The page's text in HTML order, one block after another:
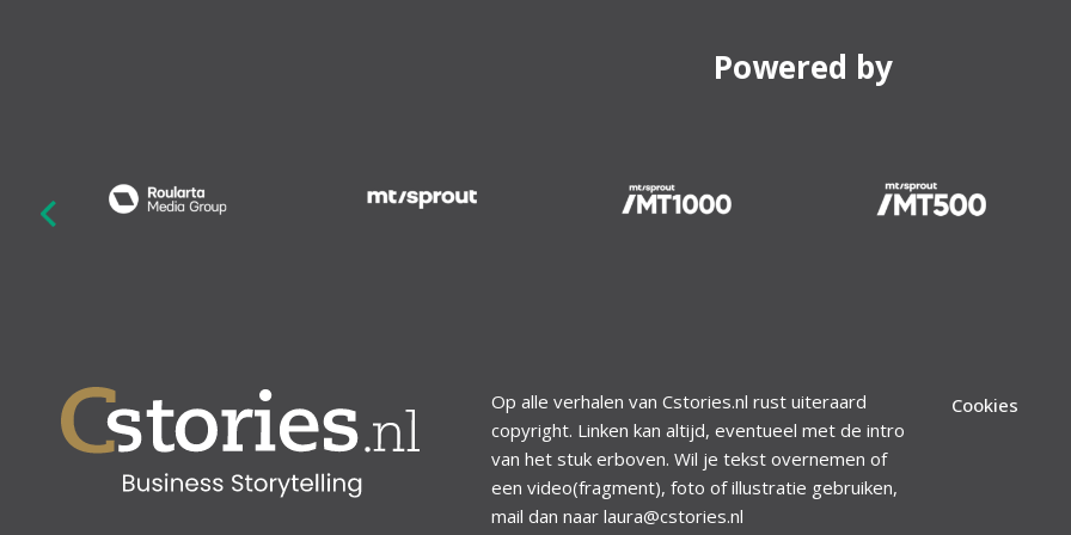
Powered by
Op alle verhalen van Cstories.nl rust uiteraard
copyright. Linken kan altijd, eventueel met de intro
van het stuk erboven. Wil je tekst overnemen of
een video(fragment), foto of illustratie gebruiken,
mail dan naar laura@cstories.nl
Cookies